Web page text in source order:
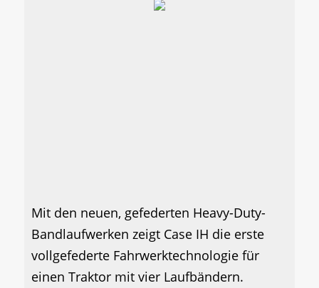
Mit den neuen, gefederten Heavy-Duty-
Bandlaufwerken zeigt Case IH die erste
vollgefederte Fahrwerktechnologie für
einen Traktor mit vier Laufbändern.